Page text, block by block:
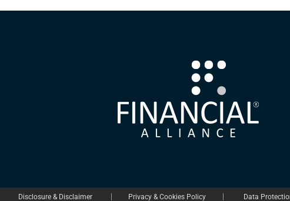
Disclosure & Disclaimer Privacy & Cookies Policy Data